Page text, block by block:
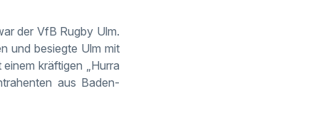
der VfB Rugby Ulm.
und besiegte Ulm mit
kräftigen „Hurra
aus Baden-